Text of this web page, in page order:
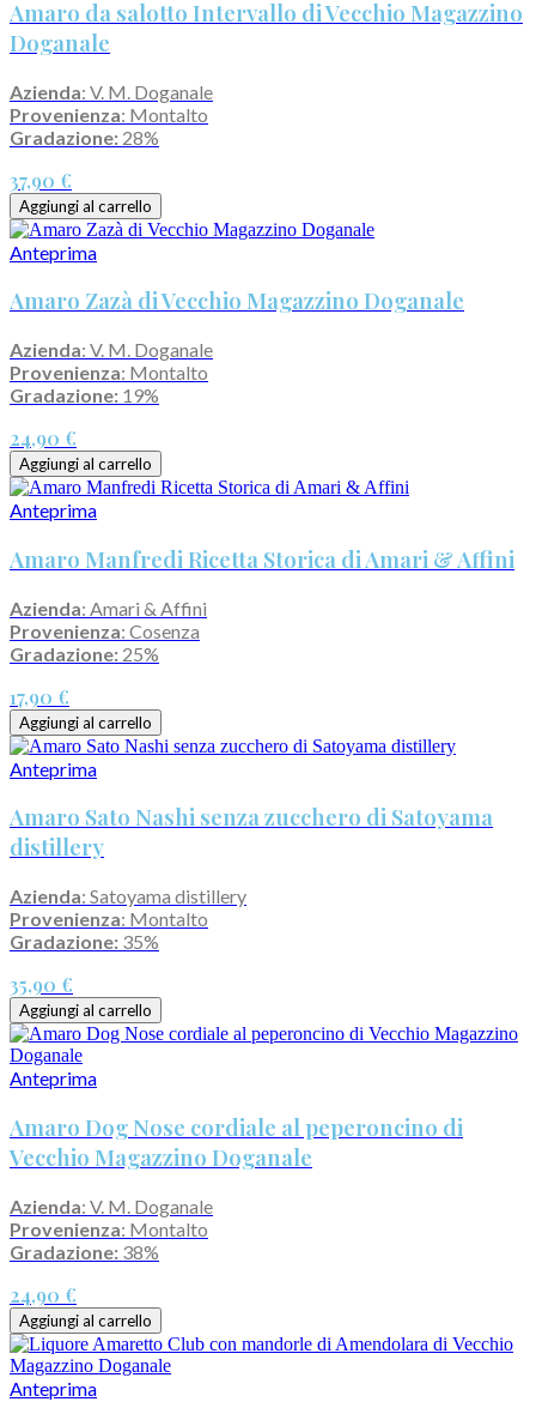
Amaro da salotto Intervallo di Vecchio Magazzino
Doganale
Azienda: V. M. Doganale
Provenienza: Montalto
Gradazione: 28%
37,90 €
Aggiungi al carrello
Anteprima
Amaro Zazà di Vecchio Magazzino Doganale
Azienda: V. M. Doganale
Provenienza: Montalto
Gradazione: 19%
24,90 €
Aggiungi al carrello
Anteprima
Amaro Manfredi Ricetta Storica di Amari & Affini
Azienda: Amari & Affini
Provenienza: Cosenza
Gradazione: 25%
17,90 €
Aggiungi al carrello
Anteprima
Amaro Sato Nashi senza zucchero di Satoyama
distillery
Azienda: Satoyama distillery
Provenienza: Montalto
Gradazione: 35%
35,90 €
Aggiungi al carrello
Anteprima
Amaro Dog Nose cordiale al peperoncino di
Vecchio Magazzino Doganale
Azienda: V. M. Doganale
Provenienza: Montalto
Gradazione: 38%
24,90 €
Aggiungi al carrello
Anteprima